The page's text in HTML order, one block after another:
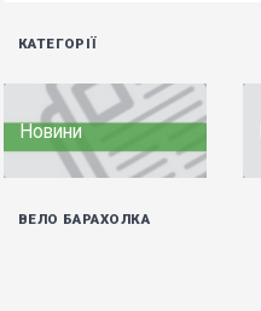
КАТЕГОРІЇ
Новини
ВЕЛО БАРАХОЛКА